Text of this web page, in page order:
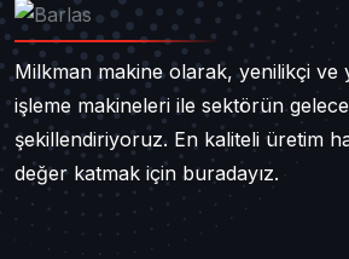
Milkman makine olarak, yenilikçi ve
işleme makineleri ile sektörün
şekillendiriyoruz. En kaliteli üretim
değer katmak için buradayız.